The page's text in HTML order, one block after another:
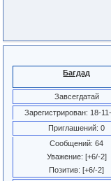
Багдад
Завсегдатай
Зарегистрирован: 18-
Приглашений: 0
Сообщений: 64
Уважение: [+6/-2]
Позитив: [+6/-2]